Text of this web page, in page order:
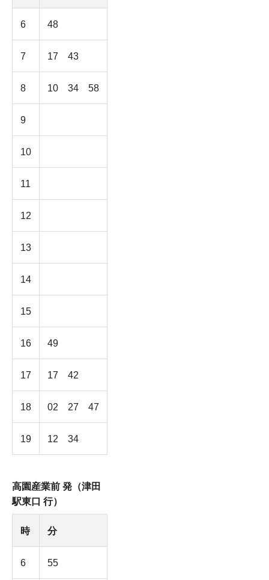
6 48
7 17 43
8 10 34 58
9
10
11
12
13
14
15
16 49
17 17 42
18 02 27 47
19 12 34
高園産業前 発（津田
駅東口 行）
時 分
6 55